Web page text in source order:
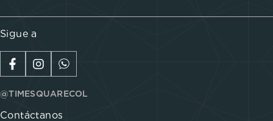
Sigue a
@TIMESQUARECOL
Contáctanos